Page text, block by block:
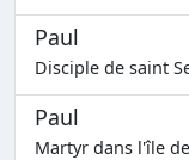
Paul
Disciple de saint
Paul
Martyr dans l'île